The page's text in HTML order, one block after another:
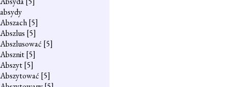
absydy
Abszach[5]
Abszlus [5]
Abszlusować [5]
Absznit[5]
Abszyt[5]
Abszytować [5]